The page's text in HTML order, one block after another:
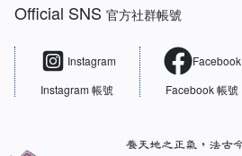
Official SNS官方社群帳號
Instagram
Instagram 帳號
Facebook
Facebook 帳號